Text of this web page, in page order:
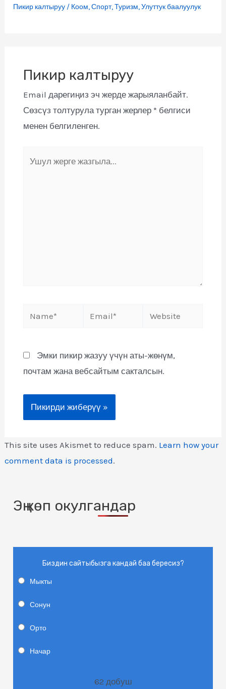
Пикир калтыруу / Коом,Спорт,Туризм,Улуттук баалуулук
Пикир калтыруу
Email дарегиңиз эч жерде жарыяланбайт.
Сөзсүз толтурула турган жерлер * белгиси
менен белгиленген.
Эмки пикир жазуу үчүн аты-жөнүм,
почтам жана вебсайтым сакталсын.
This site uses Akismet to reduce spam. Learn how your
comment data is processed.
Эң көп окулгандар
Биздин сайтыбызга кандай баа бересиз?
Мыкты
Сонун
Орто
Начар
62 добуш